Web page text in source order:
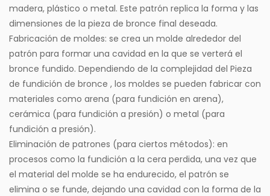
madera, plástico o metal. Este patrón replica la forma y las
dimensiones de la pieza de bronce final deseada.
Fabricación de moldes: se crea un molde alrededor del
patrón para formar una cavidad en la que se verterá el
bronce fundido. Dependiendo de la complejidad del Pieza
de fundición de bronce , los moldes se pueden fabricar con
materiales como arena (para fundición en arena),
cerámica (para fundición a presión) o metal (para
fundición a presión).
Eliminación de patrones (para ciertos métodos): en
procesos como la fundición a la cera perdida, una vez que
el material del molde se ha endurecido, el patrón se
elimina o se funde, dejando una cavidad con la forma de la